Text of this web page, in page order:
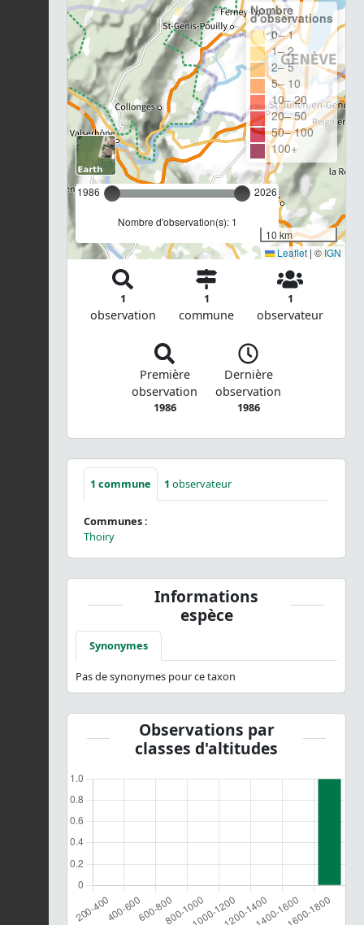
1986 2026
Nombre d'observation(s): 1
Nombre
d'observations
0– 1
1– 2
2– 5
5– 10
10– 20
20– 50
50– 100
100+
10 km
Leaflet | ©IGN
1
observation
1
commune
1
observateur
Première
observation
1986
Dernière
observation
1986
1 commune 1 observateur
Communes :
Thoiry
Informations
espèce
Synonymes
Pas de synonymes pour ce taxon
Observations par
classes d'altitudes